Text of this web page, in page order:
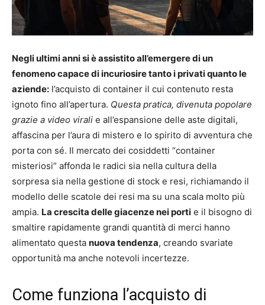
Negli ultimi anni si è assistito all’emergere di un
fenomeno capace di incuriosire tanto i privati quanto le
aziende: l’acquisto di container il cui contenuto resta
ignoto fino all’apertura. Questa pratica, divenuta popolare
grazie a video virali e all’espansione delle aste digitali,
affascina per l’aura di mistero e lo spirito di avventura che
porta con sé. Il mercato dei cosiddetti “container
misteriosi” affonda le radici sia nella cultura della
sorpresa sia nella gestione di stock e resi, richiamando il
modello delle scatole dei resi ma su una scala molto più
ampia. La crescita delle giacenze nei porti e il bisogno di
smaltire rapidamente grandi quantità di merci hanno
alimentato questa nuova tendenza, creando svariate
opportunità ma anche notevoli incertezze.
Come funziona l’acquisto di